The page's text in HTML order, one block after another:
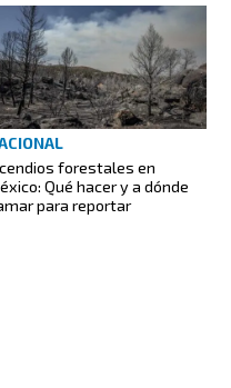
forestales en
Qué hacer y a dónde
para reportar